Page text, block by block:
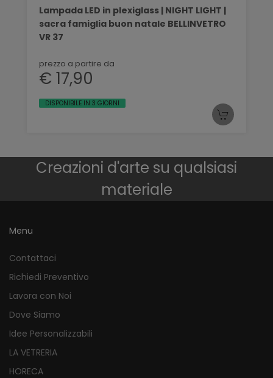
Lampada LED in plexiglass | NIGHT LIGHT |
sacra famiglia buon natale BELLINVETRO
VR 37
prezzo a partire da
€ 17,90
DISPONIBILE IN 3 GIORNI
Creazioni d'arte su qualsiasi
materiale
Menu
Contattaci
Richiedi Preventivo
Lavora con Noi
Dove Siamo
Idee Personalizzabili
LA VETRERIA
HORECA